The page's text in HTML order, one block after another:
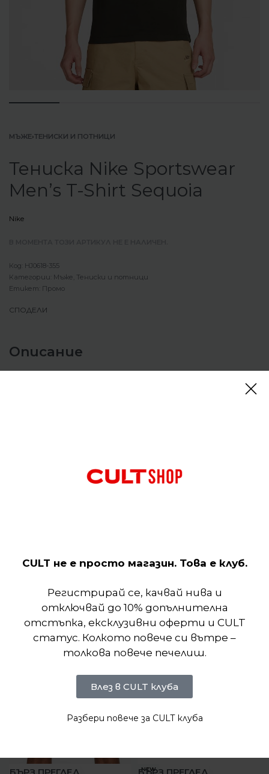
МЪЖЕ›ТЕНИСКИ И ПОТНИЦИ
Тениска Nike Sportswear
Men’s T-Shirt Sequoia
Nike
HJ0618-355
Категории: Мъже Тениски и потници
Етикет: Промо
СПОДЕЛИ
Описание
-11% -16%
NEW
CULT не е просто магазин. Това е клуб.
Регистрирай се, качвай нива и
отключвай до 10% допълнителна
отстъпка, ексклузивни оферти и CULT
статус. Колкото повече си вътре –
толкова повече печелиш.
Влез в CULT клуба
Разбери повече за CULT клуба